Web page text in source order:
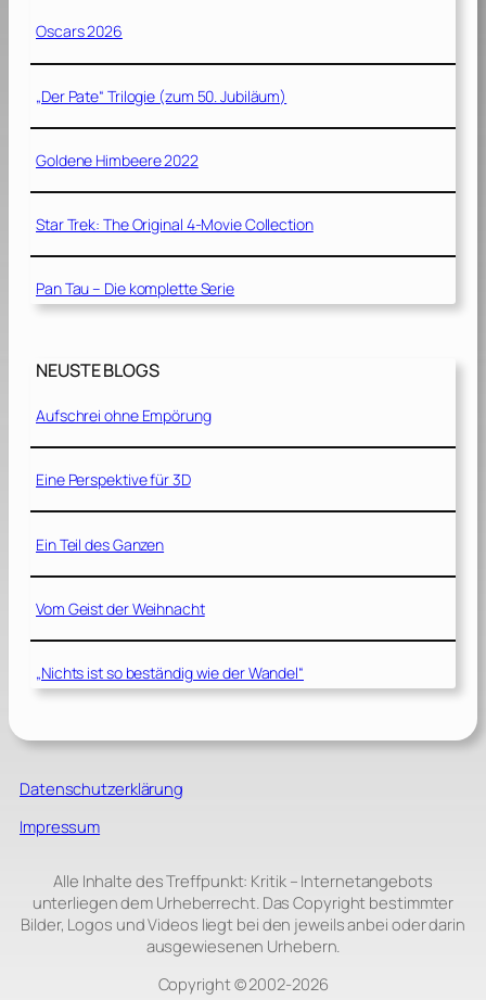
Oscars 2026
„Der Pate“ Trilogie (zum 50. Jubiläum)
Goldene Himbeere 2022
Star Trek: The Original 4-Movie Collection
Pan Tau – Die komplette Serie
NEUSTE BLOGS
Aufschrei ohne Empörung
Eine Perspektive für 3D
Ein Teil des Ganzen
Vom Geist der Weihnacht
„Nichts ist so beständig wie der Wandel“
Datenschutzerklärung
Impressum
Alle Inhalte des Treffpunkt: Kritik – Internetangebots
unterliegen dem Urheberrecht. Das Copyright bestimmter
Bilder, Logos und Videos liegt bei den jeweils anbei oder darin
ausgewiesenen Urhebern.
Copyright © 2002‑2026